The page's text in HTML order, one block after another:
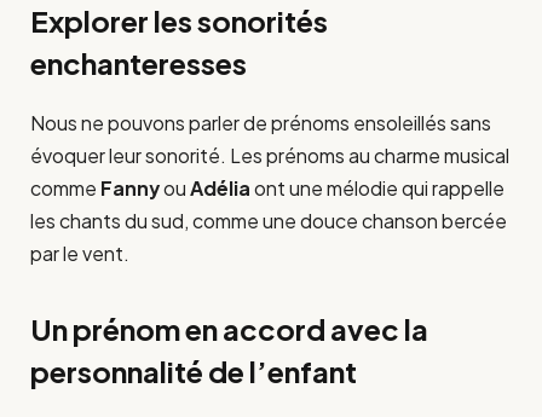
Explorer les sonorités
enchanteresses
Nous ne pouvons parler de prénoms ensoleillés sans
évoquer leur sonorité. Les prénoms au charme musical
comme FannyouAdéliaont une mélodie qui rappelle
les chants du sud, comme une douce chanson bercée
par le vent.
Un prénom en accord avec la
personnalité de l’enfant